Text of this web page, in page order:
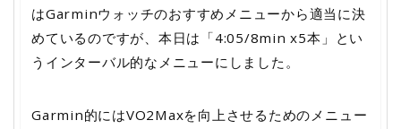
はGarminウォッチのおすすめメニューから適当に決
めているのですが、本日は「4:05/8min x5本」とい
うインターバル的なメニューにしました。
Garmin的にはVO2Maxを向上させるためのメニュー